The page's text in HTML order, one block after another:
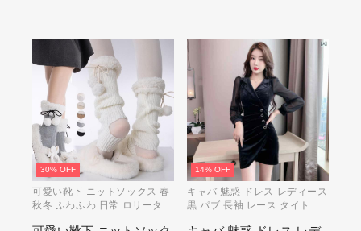
30% OFF
可愛い靴下 ニットソックス 春
秋冬 ふわふわ 日常 ロリータ
14% OFF
キャバ 魅惑 ドレス レディース
黒 パブ 長袖 レース タイト ス